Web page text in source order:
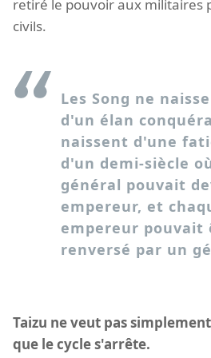
retiré le pouvoir aux militaires
civils.
Les Song ne
d'un élan
naissent d'une
d'un demi-siècle
général pouvait
empereur, et
empereur pouvait
renversé par un
Taizu ne veut pas
que le cycle s'arrête.